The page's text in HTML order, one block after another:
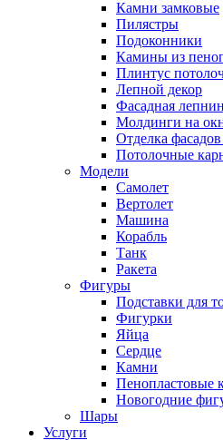
Камни замковые
Пилястры
Подоконники
Камины из
Плинтус
Лепной декор
Фасадная
Молдинги на
Отделка
Потолочные
Модели
Самолет
Вертолет
Машина
Корабль
Танк
Ракета
Фигуры
Подставки для
Фигурки
Яйца
Сердце
Камни
Пенопластовые
Новогодние
Шары
Услуги